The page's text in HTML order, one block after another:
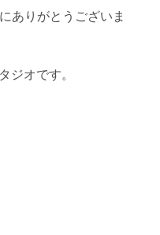
ありがとうございま
オです。